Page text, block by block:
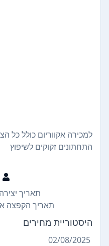
למכירה אקווריום כולל כל
התחתונים זקוקים לשיפוץ
תאריך יצירה: 22/06/
תאריך הקפצה אחרון:
היסטוריית מחירים
02/08/2025